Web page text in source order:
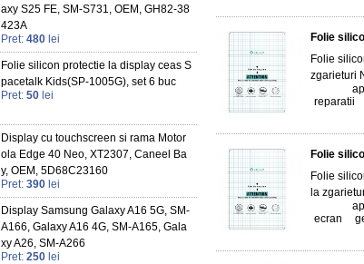
axy S25 FE, SM-S731, OEM, GH82-38
423A
Pret: 480 lei
Folie silicon protectie la display ceas S
pacetalk Kids(SP-1005G), set 6 buc
Pret: 50 lei
Display cu touchscreen si rama Motor
ola Edge 40 Neo, XT2307, Caneel Ba
y, OEM, 5D68C23160
Pret: 390 lei
Display Samsung Galaxy A16 5G, SM-
A166, Galaxy A16 4G, SM-A165, Gala
xy A26, SM-A266
Pret: 250 lei
Folie
Folie
zgarieturi
reparatii
Folie
Folie
la
ecran